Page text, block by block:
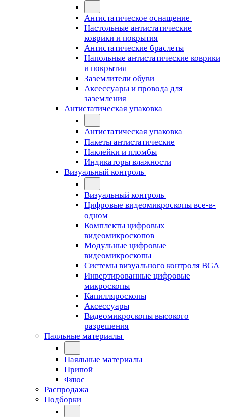
Антистатическое оснащение
Настольные антистатические
коврики и покрытия
Антистатические браслеты
Напольные антистатические коврики
и покрытия
Заземлители обуви
Аксессуары и провода для
заземления
Антистатическая упаковка
Антистатическая упаковка
Пакеты антистатические
Наклейки и пломбы
Индикаторы влажности
Визуальный контроль
Визуальный контроль
Цифровые видеомикроскопы все-в-
одном
Комплекты цифровых
видеомикроскопов
Модульные цифровые
видеомикроскопы
Cистемы визуального контроля BGA
Инвертированные цифровые
микроскопы
Капилляроскопы
Аксессуары
Видеомикроскопы высокого
разрешения
Паяльные материалы
Паяльные материалы
Припой
Флюс
Распродажа
Подборки